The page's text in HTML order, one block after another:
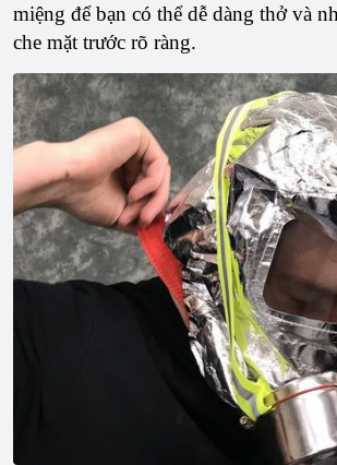
miệng để bạn có thể dễ dàng thở và
che mặt trước rõ ràng.